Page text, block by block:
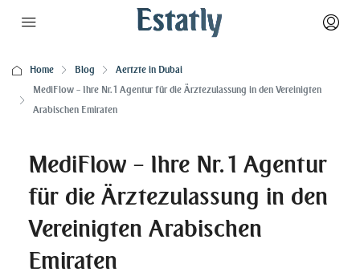
Home Blog
Aertzte in Dubai
MediFlow – Ihre Nr. 1 Agentur für die Ärztezulassung in den Vereinigten
Arabischen Emiraten
MediFlow – Ihre Nr. 1 Agentur
für die Ärztezulassung in den
Vereinigten Arabischen
Emiraten